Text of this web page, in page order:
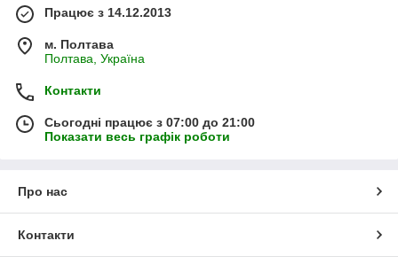
Працює з 14.12.2013
м. Полтава
Полтава, Україна
Контакти
Сьогодні працює з 07:00 до 21:00
Показати весь графік роботи
Про нас
Контакти